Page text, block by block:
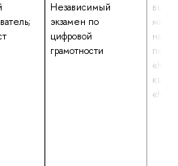
Независимый
экзамен по
цифровой
грамотности